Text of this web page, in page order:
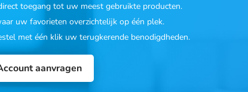
toegang tot uw meest gebruikte producten.
uw favorieten overzichtelijk op één plek.
met één klik uw terugkerende benodigdheden.
aanvragen